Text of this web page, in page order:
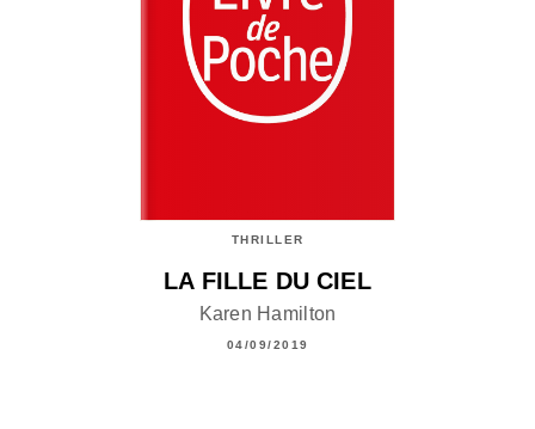
THRILLER
LA FILLE DU CIEL
Karen Hamilton
04/09/2019